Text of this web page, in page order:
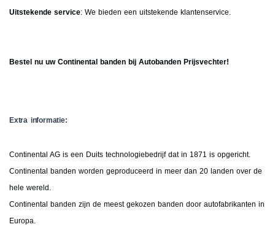
Uitstekende service: We bieden een uitstekende klantenservice.
Bestel nu uw Continental banden bij Autobanden Prijsvechter!
Extra informatie:
Continental AG is een Duits technologiebedrijf dat in 1871 is opgericht.
Continental banden worden geproduceerd in meer dan 20 landen over de
hele wereld.
Continental banden zijn de meest gekozen banden door autofabrikanten in
Europa.